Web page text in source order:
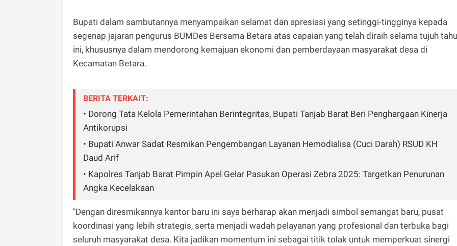
Bupati dalam sambutannya menyampaikan selamat dan apresiasi yang setinggi-tingginya kepada
segenap jajaran pengurus BUMDes Bersama Betara atas capaian yang telah diraih selama tujuh
ini, khususnya dalam mendorong kemajuan ekonomi dan pemberdayaan masyarakat desa di
Kecamatan Betara.
BERITA TERKAIT:
• Dorong Tata Kelola Pemerintahan Berintegritas, Bupati Tanjab Barat Beri Penghargaan Kinerja
Antikorupsi
• Bupati Anwar Sadat Resmikan Pengembangan Layanan Hemodialisa (Cuci Darah) RSUD KH
Daud Arif
• Kapolres Tanjab Barat Pimpin Apel Gelar Pasukan Operasi Zebra 2025: Targetkan Penurunan
Angka Kecelakaan
"Dengan diresmikannya kantor baru ini saya berharap akan menjadi simbol semangat baru, pusat
koordinasi yang lebih strategis, serta menjadi wadah pelayanan yang profesional dan terbuka bagi
seluruh masyarakat desa. Kita jadikan momentum ini sebagai titik tolak untuk memperkuat sinergi